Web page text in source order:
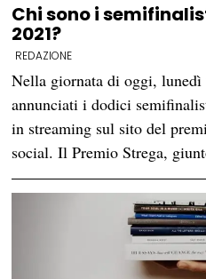
Chi sono i
2021?
REDAZIONE
Nella giornata di oggi, lunedì
annunciati i dodici
in streaming sul sito del
social. Il Premio Strega,